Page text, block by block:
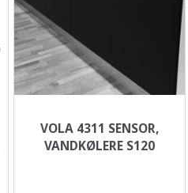
VOLA 4311 SENSOR,
VANDKØLERE S120